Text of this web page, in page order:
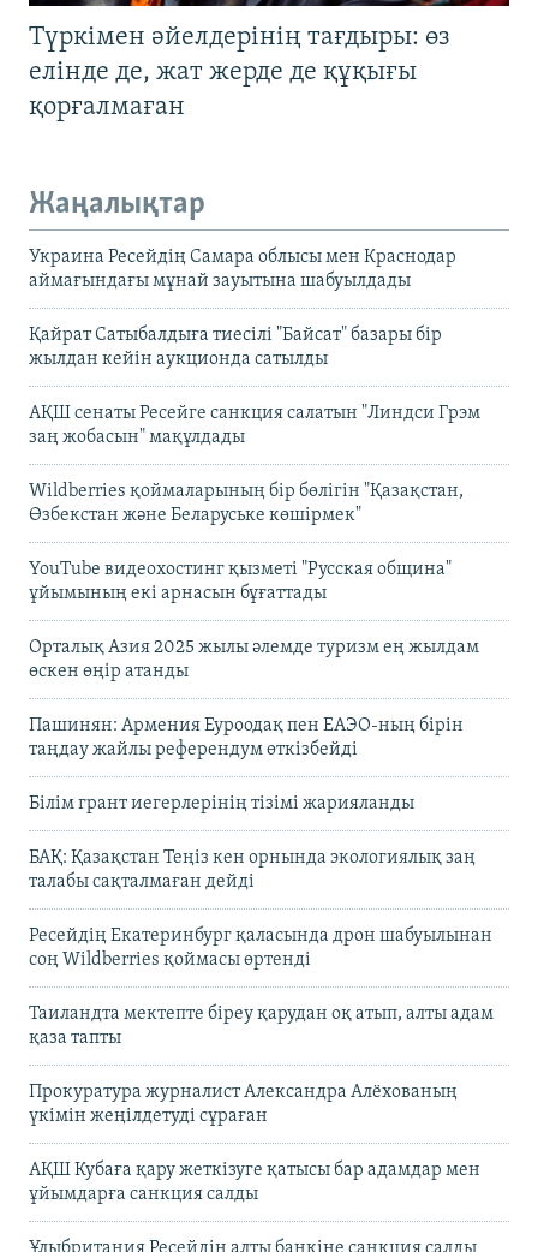
Түркімен әйелдерінің тағдыры: өз
елінде де, жат жерде де құқығы
қорғалмаған
Жаңалықтар
Украина Ресейдің Самара облысы мен Краснодар
аймағындағы мұнай зауытына шабуылдады
Қайрат Сатыбалдыға тиесілі "Байсат" базары бір
жылдан кейін аукционда сатылды
АҚШ сенаты Ресейге санкция салатын "Линдси Грэм
заң жобасын" мақұлдады
Wildberries қоймаларының бір бөлігін "Қазақстан,
Өзбекстан және Беларуське көшірмек"
YouTube видеохостинг қызметі "Русская община"
ұйымының екі арнасын бұғаттады
Орталық Азия 2025 жылы әлемде туризм ең жылдам
өскен өңір атанды
Пашинян: Армения Еуроодақ пен ЕАЭО-ның бірін
таңдау жайлы референдум өткізбейді
Білім грант иегерлерінің тізімі жарияланды
БАҚ: Қазақстан Теңіз кен орнында экологиялық заң
талабы сақталмаған дейді
Ресейдің Екатеринбург қаласында дрон шабуылынан
соң Wildberries қоймасы өртенді
Таиландта мектепте біреу қарудан оқ атып, алты адам
қаза тапты
Прокуратура журналист Александра Алёхованың
үкімін жеңілдетуді сұраған
АҚШ Кубаға қару жеткізуге қатысы бар адамдар мен
ұйымдарға санкция салды